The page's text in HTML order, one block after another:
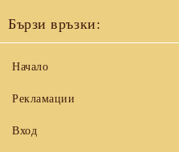
Бързи връзки:
Начало
Рекламации
Вход